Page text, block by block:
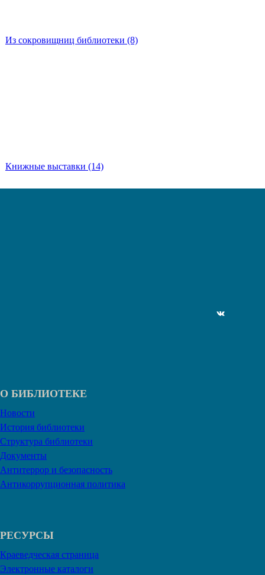
Из сокровищниц библиотеки (8)
Книжные выставки (14)
ВКонтакте
О БИБЛИОТЕКЕ
Новости
История библиотеки
Структура библиотеки
Документы
Антитеррор и безопасность
Антикоррупционная политика
РЕСУРСЫ
Краеведческая страница
Электронные каталоги